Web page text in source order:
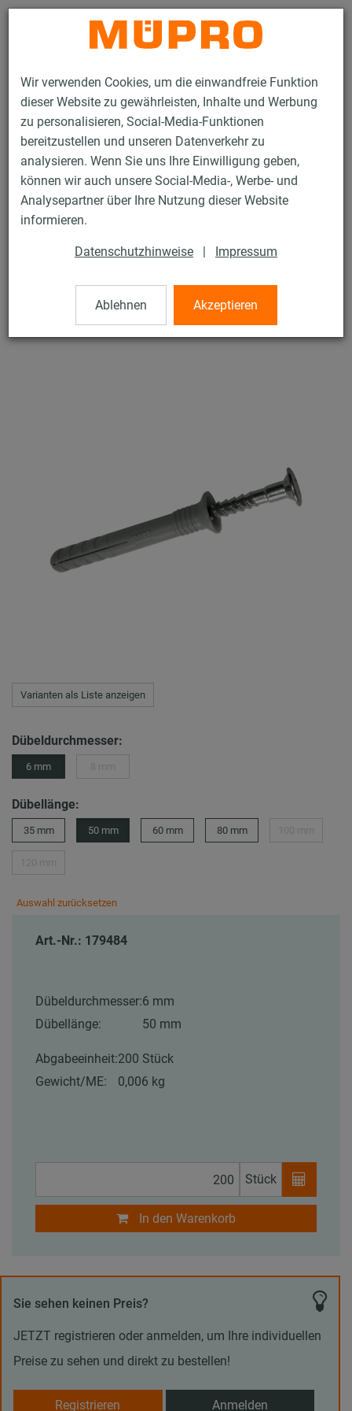
Wir verwenden Cookies, um die einwandfreie Funktion
dieser Website zu gewährleisten, Inhalte und Werbung
zu personalisieren, Social-Media-Funktionen
bereitzustellen und unseren Datenverkehr zu
analysieren. Wenn Sie uns Ihre Einwilligung geben,
können wir auch unsere Social-Media-, Werbe- und
Analysepartner über Ihre Nutzung dieser Website
informieren.
Datenschutzhinweise | Impressum
Ablehnen Akzeptieren
Kontakt
Produkte Befestigungstechnik Dübel Nageldübel
24 / 45
Nageldübel
Nageldübel-N, 6 x 50 mm, mit Pozidriv2 Nagelschraube, in
Senkkopfausführung, vormontiert
Varianten als Liste anzeigen
Dübeldurchmesser:
6 mm
Dübellänge:
35 mm 50 mm 60 mm 80 mm
Auswahl zurücksetzen
Art.-Nr.: 179484
Dübeldurchmesser:6 mm
Dübellänge:
50 mm
Abgabeeinheit:200 Stück
Gewicht/ME:
0,006 kg
Stück
In den Warenkorb
Sie sehen keinen Preis?
JETZT registrieren oder anmelden, um Ihre individuellen
Preise zu sehen und direkt zu bestellen!
Registrieren Anmelden